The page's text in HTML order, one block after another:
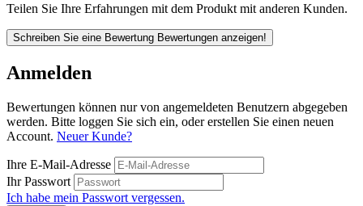
Teilen Sie Ihre Erfahrungen mit dem Produkt mit anderen Kunden.
Schreiben Sie eine Bewertung Bewertungen anzeigen!
Anmelden
Bewertungen können nur von angemeldeten Benutzern abgegeben
werden. Bitte loggen Sie sich ein, oder erstellen Sie einen neuen
Account. Neuer Kunde?
Ihre E-Mail-Adresse
Ihr Passwort
Ich habe mein Passwort vergessen.